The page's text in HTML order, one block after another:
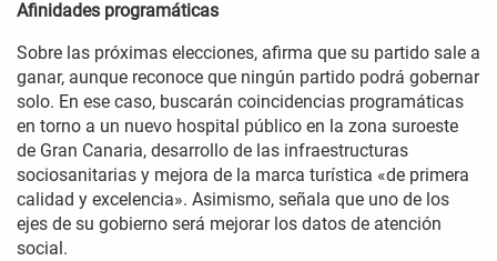
Afinidades programáticas
Sobre las próximas elecciones, afirma que su partido sale a
ganar, aunque reconoce que ningún partido podrá gobernar
solo. En ese caso, buscarán coincidencias programáticas
en torno a un nuevo hospital público en la zona suroeste
de Gran Canaria, desarrollo de las infraestructuras
sociosanitarias y mejora de la marca turística «de primera
calidad y excelencia». Asimismo, señala que uno de los
ejes de su gobierno será mejorar los datos de atención
social.